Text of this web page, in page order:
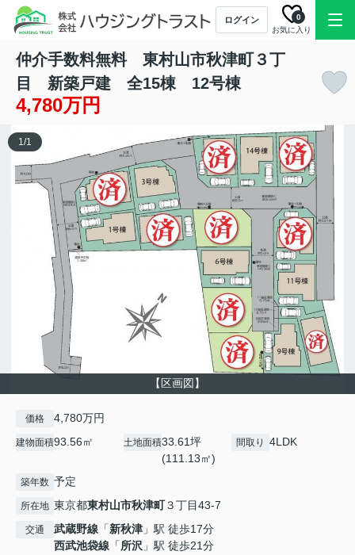
ログイン
お気に入り
0
仲介手数料無料 東村山市秋津町３丁
目 新築戸建 全15棟 12号棟
4,780万円
【区画図】
1/1
価格 4,780万円
建物面積93.56㎡ 土地面積33.61坪
(111.13㎡)
間取り 4LDK
築年数 予定
所在地 東京都東村山市秋津町３丁目43-7
交通 武蔵野線 「新秋津 」駅 徒歩17分
西武池袋線 「所沢 」駅 徒歩21分